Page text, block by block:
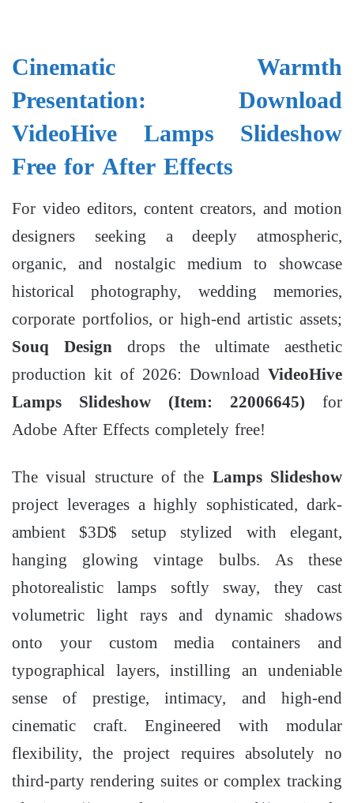
Cinematic Warmth
Presentation: Download
VideoHive Lamps Slideshow
Free for After Effects
For video editors, content creators, and motion
designers seeking a deeply atmospheric,
organic, and nostalgic medium to showcase
historical photography, wedding memories,
corporate portfolios, or high-end artistic assets;
Souq Designdrops the ultimate aesthetic
production kit of 2026: Download VideoHive
Lamps Slideshow (Item: 22006645) for
Adobe After Effects completely free!
The visual structure of the Lamps Slideshow
project leverages a highly sophisticated, dark-
ambient $3D$ setup stylized with elegant,
hanging glowing vintage bulbs. As these
photorealistic lamps softly sway, they cast
volumetric light rays and dynamic shadows
onto your custom media containers and
typographical layers, instilling an undeniable
sense of prestige, intimacy, and high-end
cinematic craft. Engineered with modular
flexibility, the project requires absolutely no
third-party rendering suites or complex tracking